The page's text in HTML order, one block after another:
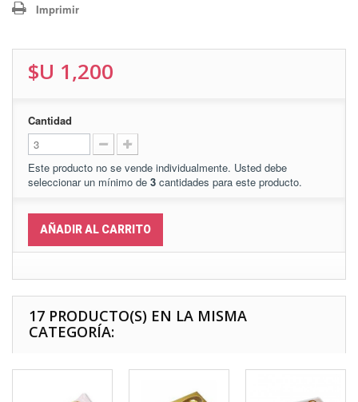
Imprimir
$U 1,200
Cantidad
Este producto no se vende individualmente. Usted debe
seleccionar un mínimo de 3 cantidades para este producto.
AÑADIR AL CARRITO
17 PRODUCTO(S) EN LA MISMA
CATEGORÍA: